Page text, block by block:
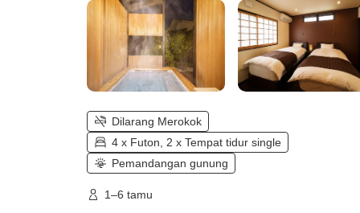
Dilarang Merokok
4 x Futon, 2 x Tempat tidur single
Pemandangan gunung
1–6 tamu